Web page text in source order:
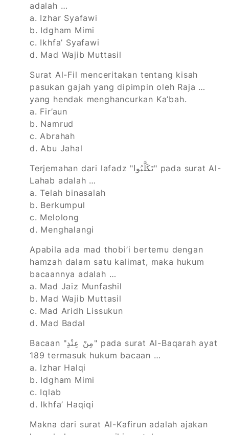
adalah …
a. Izhar Syafawi
b. Idgham Mimi
c. Ikhfa’ Syafawi
d. Mad Wajib Muttasil
Surat Al-Fil menceritakan tentang kisah
pasukan gajah yang dipimpin oleh Raja …
yang hendak menghancurkan Ka’bah.
a. Fir’aun
b. Namrud
c. Abrahah
d. Abu Jahal
Terjemahan dari lafadz "تَكَلَّبُوا" pada surat Al-
Lahab adalah …
a. Telah binasalah
b. Berkumpul
c. Melolong
d. Menghalangi
Apabila ada mad thobi’i bertemu dengan
hamzah dalam satu kalimat, maka hukum
bacaannya adalah …
a. Mad Jaiz Munfashil
b. Mad Wajib Muttasil
c. Mad Aridh Lissukun
d. Mad Badal
Bacaan "مِنْ عِنْدِ" pada surat Al-Baqarah ayat
189 termasuk hukum bacaan …
a. Izhar Halqi
b. Idgham Mimi
c. Iqlab
d. Ikhfa’ Haqiqi
Makna dari surat Al-Kafirun adalah ajakan